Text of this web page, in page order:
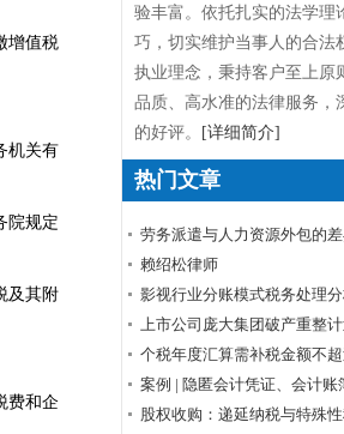
增值税
机关有
院规定
及其附
费和企
验丰富。依托扎实的法学理
巧，切实维护当事人的合法
执业理念，秉持客户至上原
品质、高水准的法律服务，
的好评。
[详细简介]
热门文章
劳务派遣与人力资源外包的
税率
赖绍松律师
影视行业分账模式税务处理
上市公司庞大集团破产重整
个税年度汇算需补税金额不
申报还是免予补缴
案例 | 隐匿会计凭证、会计账
小心被判刑！
股权收购：递延纳税与特殊